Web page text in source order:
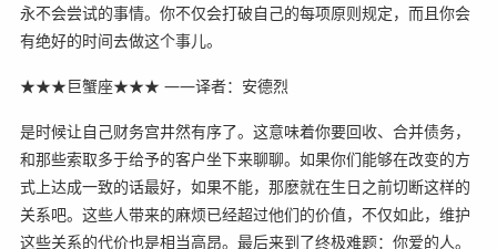
永不会尝试的事情。你不仅会打破自己的每项原则规定，而且你会
有绝好的时间去做这个事儿。
★★★巨蟹座★★★ ——译者：安德烈
是时候让自己财务宫井然有序了。这意味着你要回收、合并债务，
和那些索取多于给予的客户坐下来聊聊。如果你们能够在改变的方
式上达成一致的话最好，如果不能，那麽就在生日之前切断这样的
关系吧。这些人带来的麻烦已经超过他们的价值，不仅如此，维护
这些关系的代价也是相当高昂。最后来到了终极难题：你爱的人。